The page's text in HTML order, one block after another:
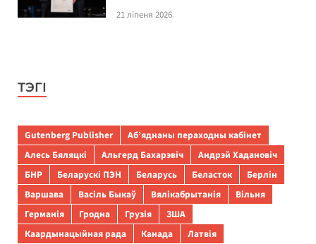
21 ліпеня 2026
ТЭГІ
Gutenberg Publisher
Аб’яднаны пераходны кабінет
Алесь Бяляцкі
Альгерд Бахарэвіч
Андрэй Хадановіч
БНР
Беларускі ПЭН Беларусь Беласток
Берлін
Варшава
Васіль Быкаў Вялікабрытанія
Вільня
Германія
Гродна Грузія
ЗША
Каардынацыйная рада
Канада
Латвія